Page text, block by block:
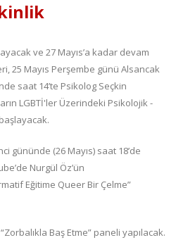
ve 27 Mayıs’a kadar devam
25 Mayıs Perşembe günü Alsancak
saat 14’te Psikolog Seçkin
LGBTİ'ler Üzerindeki Psikolojik -
gününde (26 Mayıs) saat 18’de
Nurgül Öz’ün
Eğitime Queer Bir Çelme”
Baş Etme” paneli yapılacak.